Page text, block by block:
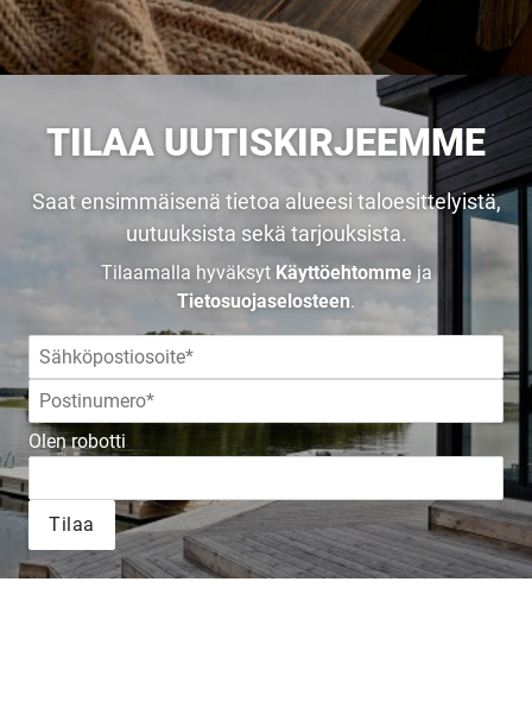
TILAA UUTISKIRJEEMME
Saat ensimmäisenä tietoa alueesi taloesittelyistä,
uutuuksista sekä tarjouksista.
Tilaamalla hyväksyt Käyttöehtommeja
Tietosuojaselosteen.
Olen robotti
Tilaa